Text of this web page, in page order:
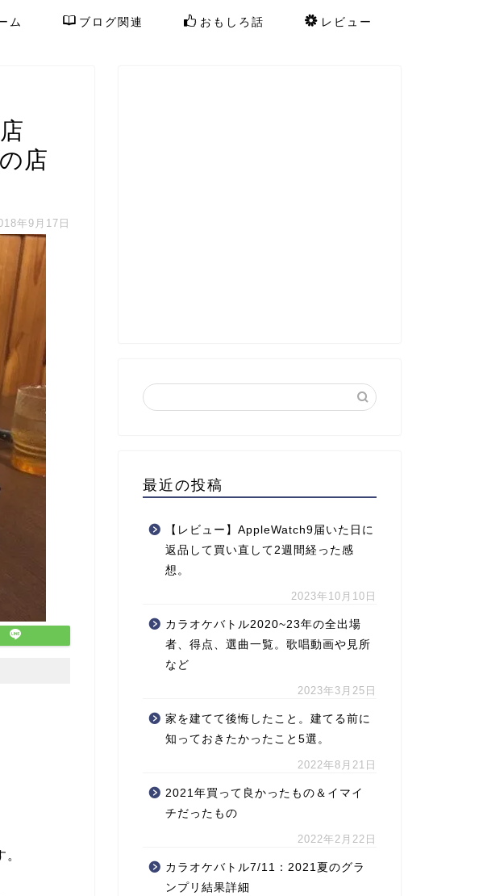
ム ブログ関連 おもしろ話 レビュー
店
年9月17日
最近の投稿
【レビュー】AppleWatch9届いた日に
返品して買い直して2週間経った感
想。
2023年10月10日
カラオケバトル2020~23年の全出場
者、得点、選曲一覧。歌唱動画や見所
など
2023年3月25日
家を建てて後悔したこと。建てる前に
知っておきたかったこと5選。
2022年8月21日
2021年買って良かったもの＆イマイ
チだったもの
2022年2月22日
カラオケバトル7/11：2021夏のグラ
ンプリ結果詳細